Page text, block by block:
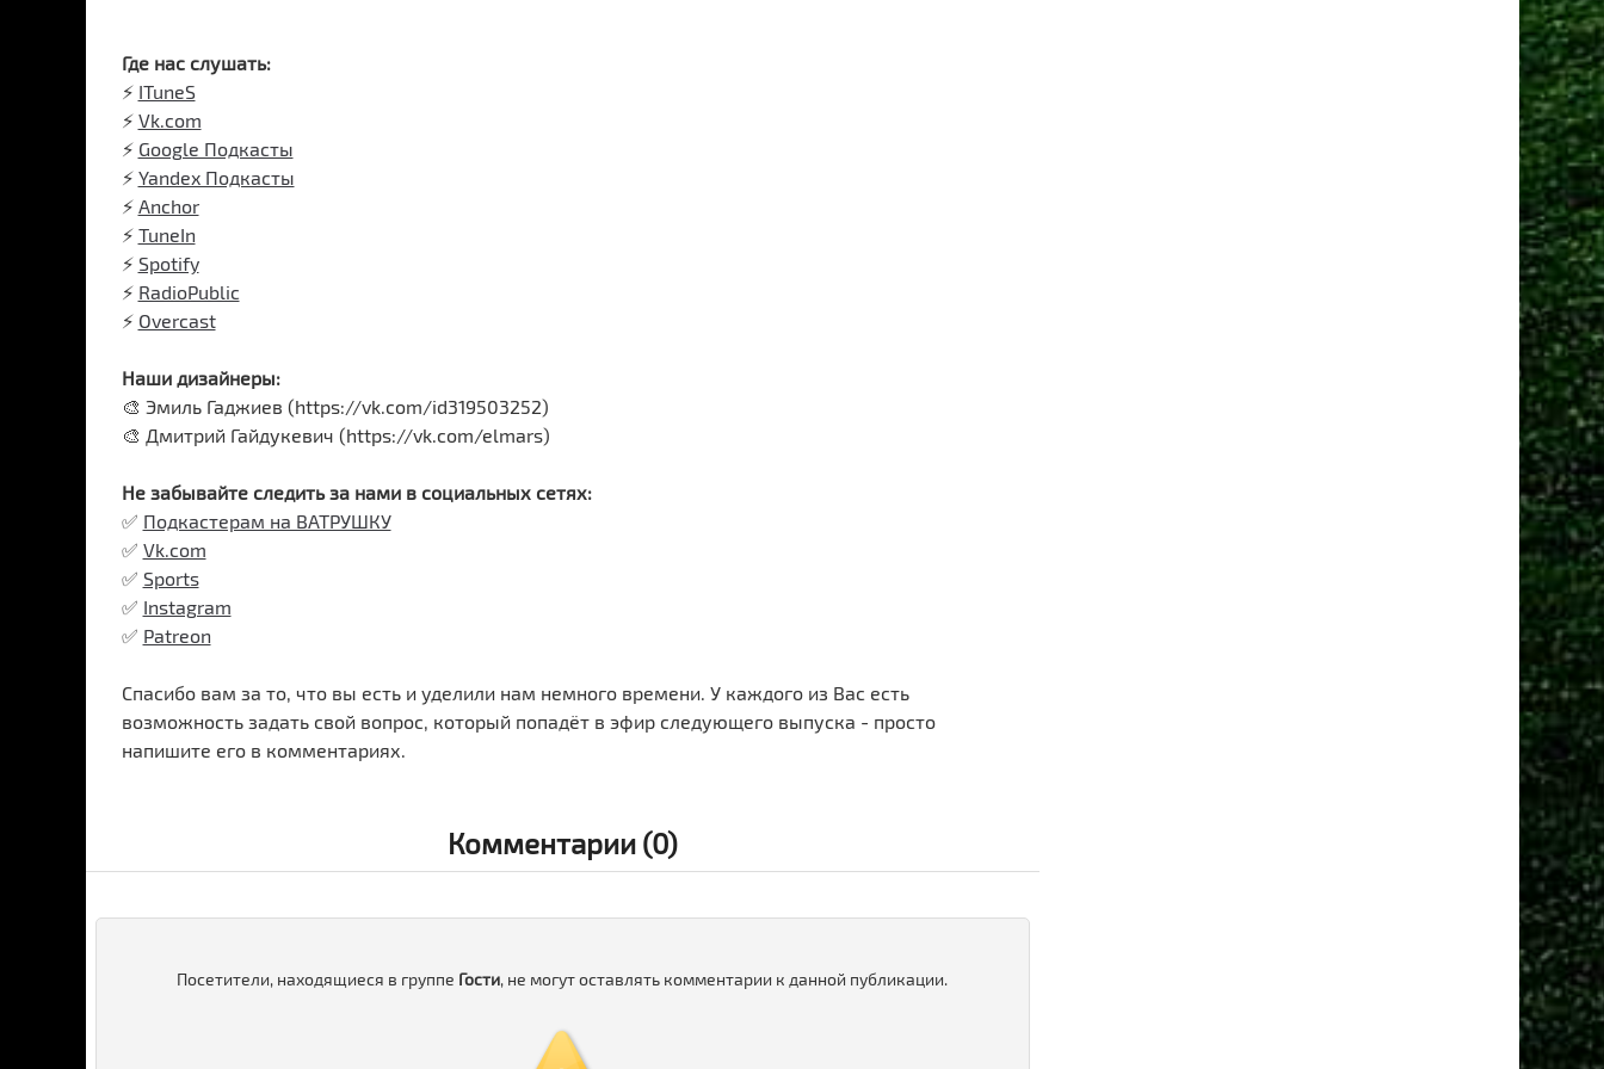
Где нас слушать:
⚡ ITuneS
⚡ Vk.com
⚡ Google Подкасты
⚡ Yandex Подкасты
⚡ Anchor
⚡ TuneIn
⚡ Spotify
⚡ RadioPublic
⚡ Overcast
Наши дизайнеры:
🎨 Эмиль Гаджиев (https://vk.com/id319503252)
🎨 Дмитрий Гайдукевич (https://vk.com/elmars)
Не забывайте следить за нами в социальных сетях:
✅ Подкастерам на ВАТРУШКУ
✅ Vk.com
✅ Sports
✅ Instagram
✅ Patreon
Спасибо вам за то, что вы есть и уделили нам немного времени. У каждого из Вас есть
возможность задать свой вопрос, который попадёт в эфир следующего выпуска - просто
напишите его в комментариях.
Комментарии (0)
Посетители, находящиеся в группе Гости, не могут оставлять комментарии к данной публикации.